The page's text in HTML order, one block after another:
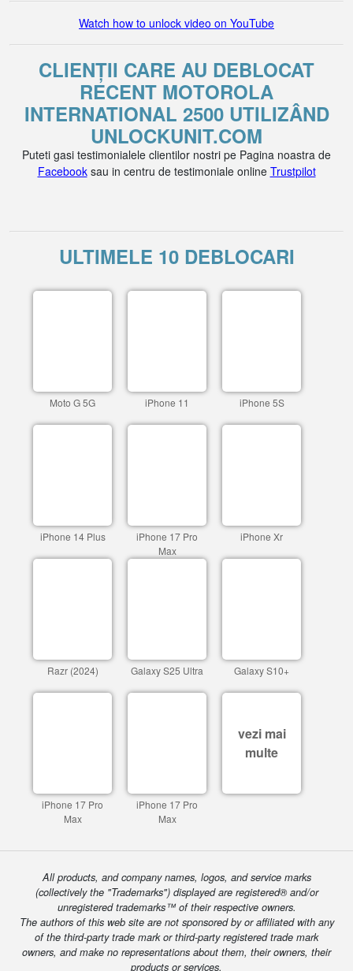
Watch how to unlock video on YouTube
CLIENȚII CARE AU DEBLOCAT
RECENT MOTOROLA
INTERNATIONAL 2500 UTILIZÂND
UNLOCKUNIT.COM
Puteti gasi testimonialele clientilor nostri pe Pagina noastra de
Facebooksau in centru de testimoniale online Trustpilot
ULTIMELE 10 DEBLOCARI
Moto G 5G iPhone 11 iPhone 5S
iPhone 14 Plus
iPhone 17 Pro
Max
iPhone Xr
Razr (2024) Galaxy S25 Ultra Galaxy S10+
iPhone 17 Pro
Max
iPhone 17 Pro
Max
vezi mai
multe
All products, and company names, logos, and service marks
(collectively the "Trademarks") displayed are registered® and/or
unregistered trademarks™ of their respective owners.
The authors of this web site are not sponsored by or affiliated with any
of the third-party trade mark or third-party registered trade mark
owners, and make no representations about them, their owners, their
products or services.